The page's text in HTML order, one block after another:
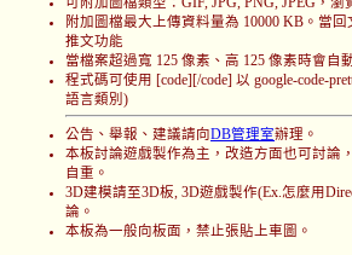
附加圖檔最大上傳資料量為 10000 KB。當回
推文功能
當檔案超過寬 125 像素、高 125 像素時會自
程式碼可使用 [code][/code] 以 google-code-
語言類別)
公告、舉報、建議請向 DB管理室辦理。
本板討論遊戲製作為主，改造方面也可討論
自重。
3D建模請至3D板, 3D遊戲製作(Ex.怎麼用
論。
本板為一般向板面，禁止張貼上車圖。